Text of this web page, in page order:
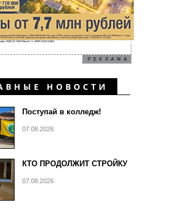
РЕКЛАМА
НОВОСТИ
Поступай в колледж!
07.08.2026
КТО ПРОДОЛЖИТ СТРОЙКУ
07.08.2026